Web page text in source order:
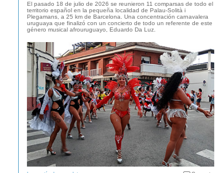
El pasado 18 de julio de 2026 se reunieron 11 comparsas de todo el
territorio español en la pequeña localidad de Palau-Solità i
Plegamans, a 25 km de Barcelona. Una concentración carnavalera
uruguaya que finalizó con un concierto de todo un referente de este
género musical afrouruguayo, Eduardo Da Luz.